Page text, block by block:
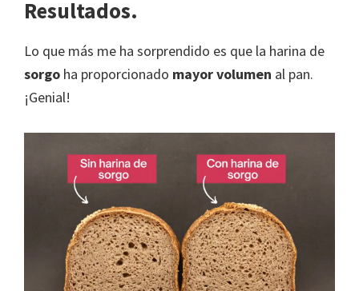
Resultados.
Lo que más me ha sorprendido es que la harina de
sorgo ha proporcionado mayor volumen al pan.
¡Genial!